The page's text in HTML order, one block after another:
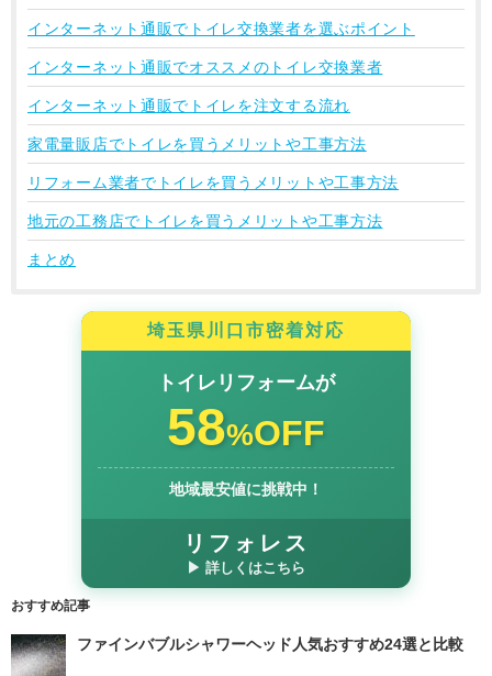
インターネット通販でトイレ交換業者を選ぶポイント
インターネット通販でオススメのトイレ交換業者
インターネット通販でトイレを注文する流れ
家電量販店でトイレを買うメリットや工事方法
リフォーム業者でトイレを買うメリットや工事方法
地元の工務店でトイレを買うメリットや工事方法
まとめ
埼玉県川口市密着対応
トイレリフォームが
58%OFF
地域最安値に挑戦中！
リフォレス
▶ 詳しくはこちら
おすすめ記事
ファインバブルシャワーヘッド人気おすすめ24選と比較